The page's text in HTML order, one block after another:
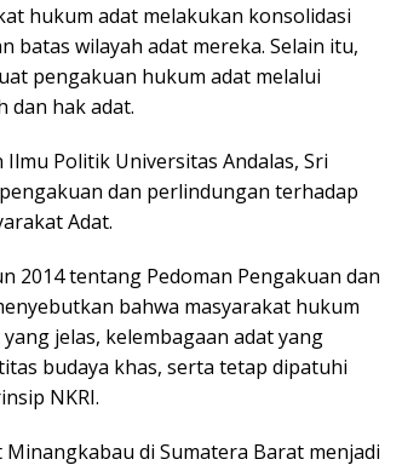
hukum adat melakukan konsolidasi
batas wilayah adat mereka. Selain itu,
pengakuan hukum adat melalui
dan hak adat.
Politik Universitas Andalas, Sri
dan perlindungan terhadap
Adat.
2014 tentang Pedoman Pengakuan dan
bahwa masyarakat hukum
jelas, kelembagaan adat yang
budaya khas, serta tetap dipatuhi
NKRI.
di Sumatera Barat menjadi